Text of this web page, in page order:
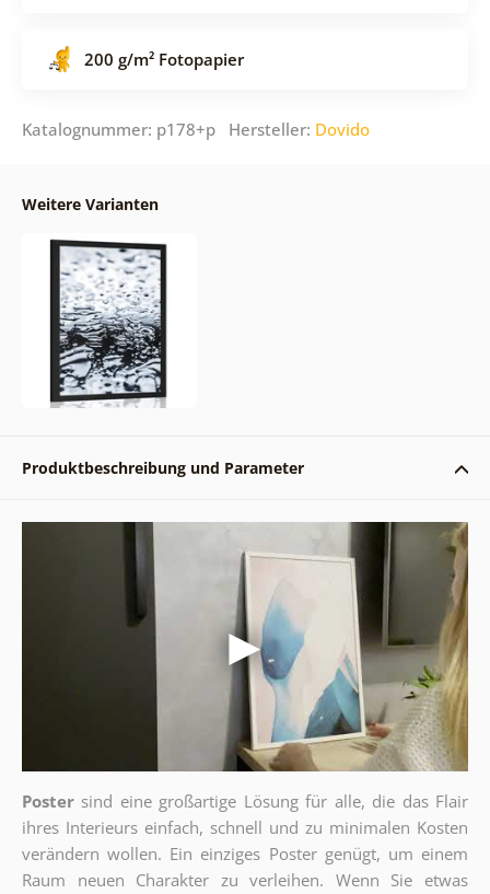
200 g/m² Fotopapier
Katalognummer: p178+p Hersteller: Dovido
Weitere Varianten
Produktbeschreibung und Parameter
Poster sind eine großartige Lösung für alle, die das Flair
ihres Interieurs einfach, schnell und zu minimalen Kosten
verändern wollen. Ein einziges Poster genügt, um einem
Raum neuen Charakter zu verleihen. Wenn Sie etwas